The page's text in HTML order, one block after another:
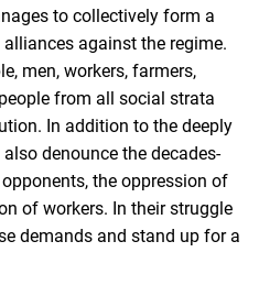
to collectively form a
against the regime.
men, workers, farmers,
from all social strata
In addition to the deeply
denounce the decades-
the oppression of
of workers. In their struggle
demands and stand up for a